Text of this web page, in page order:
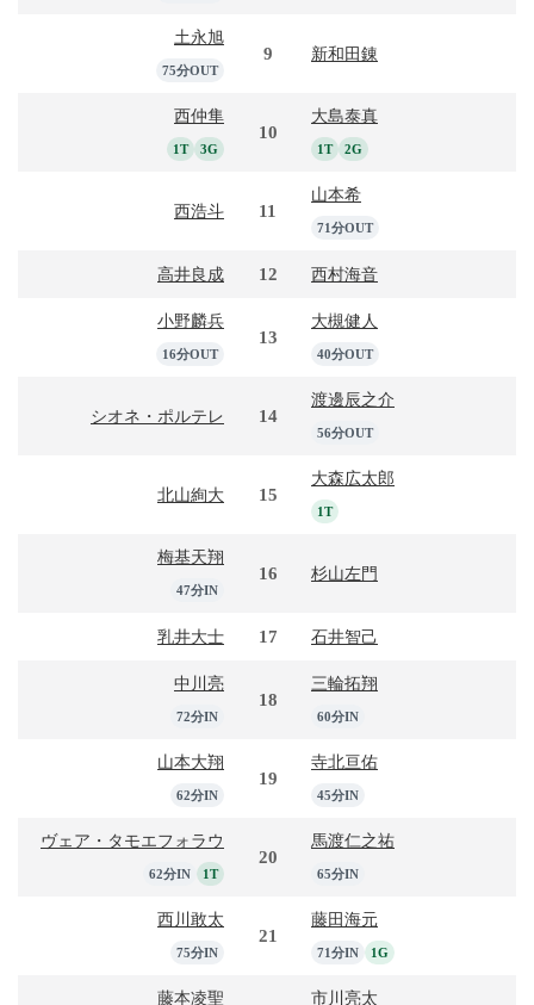
土永旭
75分OUT
9 新和田錬
西仲隼
1T 3G
10
大島泰真
1T 2G
西浩斗 11
山本希
71分OUT
高井良成 12 西村海音
小野麟兵
16分OUT
13
大槻健人
40分OUT
シオネ・ポルテレ 14
渡邊辰之介
56分OUT
北山絢大 15
大森広太郎
1T
梅基天翔
47分IN
16 杉山左門
乳井大士 17 石井智己
中川亮
72分IN
18
三輪拓翔
60分IN
山本大翔
62分IN
19
寺北亘佑
45分IN
ヴェア・タモエフォラウ
62分IN 1T
20
馬渡仁之祐
65分IN
西川敢太
75分IN
21
藤田海元
71分IN 1G
藤本凌聖 市川亮太